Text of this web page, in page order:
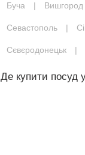
Буча | Вишгород
Севастополь |
Сєвєродонецьк |
Де купити посуд